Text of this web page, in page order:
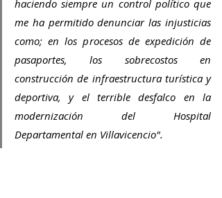
haciendo siempre un control político que
me ha permitido denunciar las injusticias
como; en los procesos de expedición de
pasaportes, los sobrecostos en
construcción de infraestructura turística y
deportiva, y el terrible desfalco en la
modernización del Hospital
Departamental en Villavicencio".